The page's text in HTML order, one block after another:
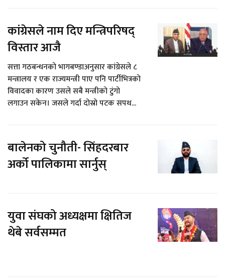
कांग्रेसले नाम दिए मन्त्रिपरिषद्
विस्तार आजै
सत्ता गठबन्धनको भागबण्डाअनुसार कांग्रेसले ८
मन्त्रालय र एक राज्यमन्त्री पाए पनि पार्टीभित्रको
विवादका कारण उसले सबै मन्त्रीको टुंगो
लगाउन सकेन। जसले गर्दा दोस्रो पटक सपथ...
बालेनको चुनौती- सिंहदरबार
अर्को पालिकामा सार्नुस्
युवा संघको अध्यक्षमा क्षितिज
थेबे सर्वसम्मत